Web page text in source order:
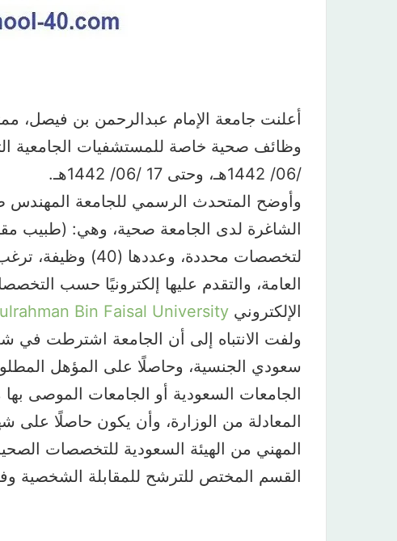
أعلنت جامعة الإمام عبدالرحمن بن فيصل،
/06/ 1442هـ، وحتى 17 /06/ 1442هـ.
وأوضح المتحدث الرسمي للجامعة المهندس
الشاغرة لدى الجامعة صحية، وهي: (طبيب
لتخصصات محددة،
العامة، والتقدم عليها إلكترونيًا حسب
الإلكتروني Bin Faisal University
ولفت الانتباه إلى أن الجامعة اشترطت في
سعودي الجنسية، وحاصلًا على المؤهل
الجامعات السعودية أو الجامعات الموصى
المعادلة من الوزارة، وأن يكون حاصلًا على
المهني من الهيئة السعودية للتخصصات
القسم المختص للترشح للمقابلة الشخصية